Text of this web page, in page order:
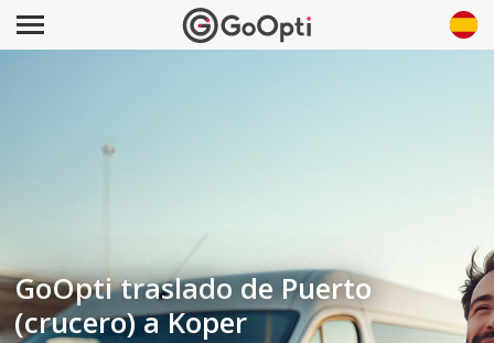
GoOpti traslado de Puerto
(crucero) a Koper